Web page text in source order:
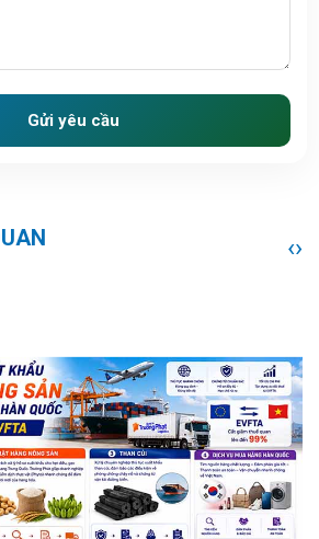
Gửi yêu cầu
‹›